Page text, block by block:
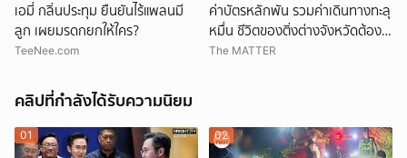
เอมี่ กลิ่นประทุม ยืนยันไร้แพลนมี
ลูก เผยมรดกยกให้ใคร?
TeeNee.com
ค่าบัตรหลักพัน รวมค่าเดินทางทะลุ
หมื่น ชีวิตของติ่งต่างจังหวัดต้อง
แลกอะไรบ้าง เพื่อเดินทางมาหา
The MATTER
คลิปที่กำลังได้รับความนิยม
01 02